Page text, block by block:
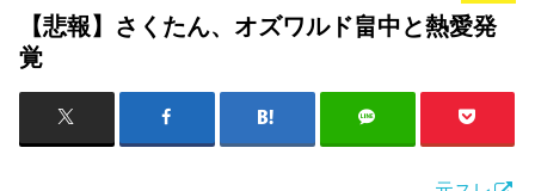
【悲報】さくたん、オズワルド畠中と熱愛発
覚